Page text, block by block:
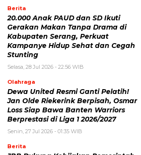
Berita
20.000 Anak PAUD dan SD Ikuti
Gerakan Makan Tanpa Drama di
Kabupaten Serang, Perkuat
Kampanye Hidup Sehat dan Cegah
Stunting
Selasa, 28 Jul 2026 - 22:56 WIB
Olahraga
Dewa United Resmi Ganti Pelatih!
Jan Olde Riekerink Berpisah, Osmar
Loss Siap Bawa Banten Warriors
Berprestasi di Liga 1 2026/2027
Senin, 27 Jul 2026 - 01:35 WIB
Berita